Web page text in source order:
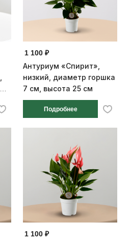
1 100 ₽
Антуриум «Спирит»,
низкий, диаметр горшка
7 см, высота 25 см
Подробнее
1 100 ₽